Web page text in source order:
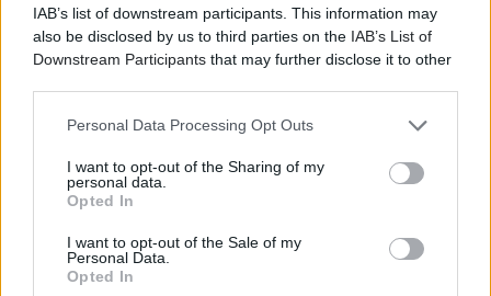
IAB’s list of downstream participants. This information may
also be disclosed by us to third parties on the IAB’s List of
Downstream Participants that may further disclose it to other
Personal Data Processing Opt Outs
I want to opt-out of the Sharing of my
personal data.
Opted In
I want to opt-out of the Sale of my
Personal Data.
Opted In